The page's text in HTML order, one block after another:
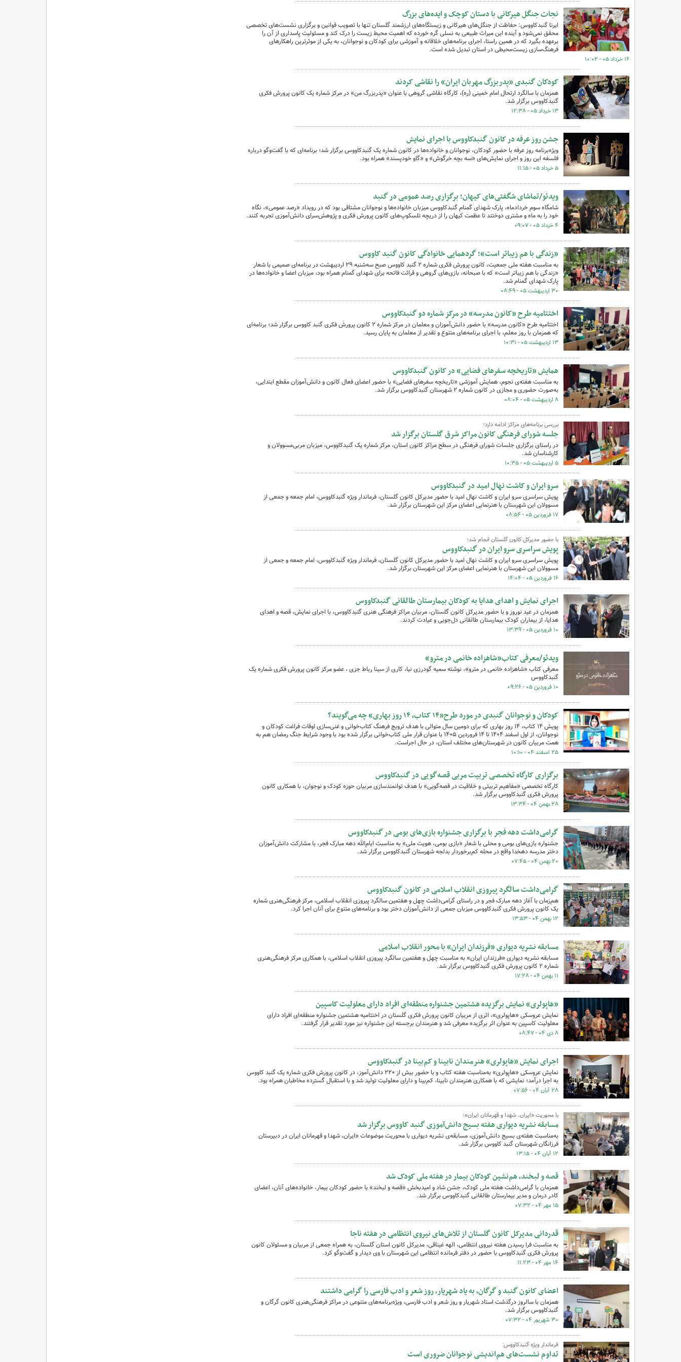
نجات جنگل هیرکانی با دستان کوچک و ایده‌های بزرگ
ایرنا گنبدکاووس: حفاظت از جنگل‌های هیرکانی و زیستگاه‌های ارزشمند گلستان تنها با تصویب قوانین و برگزاری نشست‌های تخصصی
محقق نمی‌شود و آینده این میراث طبیعی به نسلی گره خورده که اهمیت محیط زیست را درک کند و مسئولیت پاسداری از آن را
برعهده بگیرد که در همین راستا، اجرای برنامه‌های خلاقانه و آموزشی برای کودکان و نوجوانان، به یکی از موثرترین راهکارهای
فرهنگ‌سازی زیست‌محیطی در استان تبدیل شده است.
۱۶ خرداد ۰۵ - ۱۰:۰۲
کودکان گنبدی «پدربزرگ مهربان ایران» را نقاشی کردند
همزمان با سالگرد ارتحال امام خمینی (ره)، کارگاه نقاشی گروهی با عنوان «پدربزرگ من» در مرکز شماره یک کانون پرورش فکری
گنبدکاووس برگزار شد.
۱۳ خرداد ۰۵ - ۱۲:۳۸
جشن روز عرفه در کانون گنبدکاووس با اجرای نمایش
ویژه‌برنامه روز عرفه با حضور کودکان، نوجوانان و خانواده‌ها در کانون شماره یک گنبدکاووس برگزار شد؛ برنامه‌ای که با گفت‌وگو درباره
فلسفه این روز و اجرای نمایش‌های «سه بچه خرگوش» و «گاو خودپسند» همراه بود.
۵ خرداد ۰۵ - ۱۱:۱۵
ویدئو/تماشای شگفتی‌های کیهان؛ برگزاری رصد عمومی در گنبد
شامگاه سوم خردادماه، پارک شهدای گمنام گنبدکاووس میزبان خانواده‌ها و نوجوانان مشتاقی بود که در رویداد «رصد عمومی»، نگاه
خود را به ماه و مشتری دوختند تا عظمت کیهان را از دریچه تلسکوپ‌های کانون پرورش فکری و پژوهش‌سرای دانش‌آموزی تجربه کنند.
۴ خرداد ۰۵ - ۰۹:۰۷
«زندگی با هم زیباتر است»؛ گردهمایی خانوادگی کانون گنبد کاووس
به مناسبت هفته ملی جمعیت، کانون پرورش فکری شماره ۲ گنبد کاووس صبح سه‌شنبه ۲۹ اردیبهشت در برنامه‌ای صمیمی با شعار
«زندگی با هم زیباتر است» که با صبحانه، بازی‌های گروهی و قرائت فاتحه برای شهدای گمنام همراه بود، میزبان اعضا و خانواده‌ها در
پارک شهدای گمنام شد.
۳۰ اردیبهشت ۰۵ - ۰۸:۴۹
اختتامیه طرح «کانون مدرسه» در مرکز شماره دو گنبدکاووس
اختتامیه طرح «کانون مدرسه» با حضور دانش‌آموزان و معلمان در مرکز شماره ۲ کانون پرورش فکری گنبد کاووس برگزار شد؛ برنامه‌ای
که همزمان با روز معلم، با اجرای برنامه‌های متنوع و تقدیر از معلمان به پایان رسید.
۱۳ اردیبهشت ۰۵ - ۱۰:۳۱
همایش «تاریخچه سفرهای فضایی» در کانون گنبدکاووس
به مناسبت هفته‌ی نجوم، همایش آموزشی «تاریخچه سفرهای فضایی» با حضور اعضای فعال کانون و دانش‌آموزان مقطع ابتدایی،
به‌صورت حضوری و مجازی در کانون شماره ۲ شهرستان گنبدکاووس برگزار شد.
۸ اردیبهشت ۰۵ - ۰۸:۰۴
بررسی برنامه‌های مراکز ادامه دارد؛
جلسه شورای فرهنگی کانون مراکز شرق گلستان برگزار شد
در راستای برگزاری جلسات شورای فرهنگی در سطح مراکز کانون استان، مرکز شماره یک گنبدکاووس، میزبان مربی‌مسوولان و
کارشناسان شد.
۵ اردیبهشت ۰۵ - ۱۰:۳۵
سرو ایران و کاشت نهال امید در گنبدکاووس
پویش سراسری سرو ایران و کاشت نهال امید با حضور مدیرکل کانون گلستان، فرماندار ویژه گنبدکاووس، امام جمعه و جمعی از
مسوولان این شهرستان با هنرنمایی اعضای مرکز این شهرستان برگزار شد.
۱۷ فروردین ۰۵ - ۰۸:۵۴
با حضور مدیرکل کانون گلستان انجام شد؛
پویش سراسری سرو ایران در گنبدکاووس
پویش سراسری سرو ایران و کاشت نهال امید با حضور مدیرکل کانون گلستان، فرماندار ویژه گنبدکاووس، امام جمعه و جمعی از
مسوولان این شهرستان با هنرنمایی اعضای مرکز این شهرستان برگزار شد.
۱۶ فروردین ۰۵ - ۱۴:۰۴
اجرای نمایش و اهدای هدایا به کودکان بیمارستان طالقانی گنبدکاووس
همزمان در عید نوروز و با حضور مدیرکل کانون گلستان، مربیان مراکز فرهنگی هنری گنبدکاووس، با اجرای نمایش، قصه و اهدای
هدایا، از بیماران کودک بیمارستان طالقانی دل‌جویی و عیادت کردند.
۱۰ فروردین ۰۵ - ۱۳:۳۹
ویدئو/معرفی کتاب«شاهزاده خانمی در مترو»
معرفی کتاب «شاهزاده خانمی در مترو»، نوشته سمیه گودرزی نیا، کاری از سینا رباط جزی ، عضو مرکز کانون پرورش فکری شماره یک
گنبدکاووس
۱۰ فروردین ۰۵ - ۰۹:۲۶
کودکان و نوجوانان گنبدی در مورد طرح«۱۴ کتاب، ۱۴ روز بهاری» چه می‌گویند؟
پویش ۱۴ کتاب، ۱۴ روز بهاری که برای دومین سال متوالی با هدف ترویج فرهنگ کتاب‌خوانی و غنی‌سازی اوقات فراغت کودکان و
نوجوانان، از اول اسفند ۱۴۰۴ تا ۱۴ فروردین ۱۴۰۵ با عنوان قرار ملی کتاب‌خوانی برگزار شده بود با وجود شرایط جنگ رمضان هم به
همت مربیان کانون در شهرستان‌های مختلف استان، در حال اجراست.
۲۵ اسفند ۰۴ - ۱۰:۱۰
برگزاری کارگاه تخصصی تربیت مربی قصه‌گویی در گنبدکاووس
کارگاه تخصصی «مفاهیم تربیتی و خلاقیت در قصه‌گویی» با هدف توانمندسازی مربیان حوزه کودک و نوجوان، با همکاری کانون
پرورش فکری گنبدکاووس برگزار شد.
۲۸ بهمن ۰۴ - ۱۳:۳۴
گرامی‌داشت دهه فجر با برگزاری جشنواره بازی‌های بومی در گنبدکاووس
جشنواره بازی‌های بومی و محلی با شعار «بازی بومی، هویت ملی» به مناسبت ایام‌الله دهه مبارک فجر، با مشارکت دانش‌آموزان
دختر مدرسه دهخدا واقع در محله کم‌برخوردار بدلجه شهرستان گنبدکاووس برگزار شد.
۲۰ بهمن ۰۴ - ۰۷:۴۵
گرامی‌داشت سالگرد پیروزی انقلاب اسلامی در کانون گنبدکاووس
هم‌زمان با آغاز دهه مبارک فجر و در راستای گرامی‌داشت چهل و هفتمین سالگرد پیروزی انقلاب اسلامی، مرکز فرهنگی‌هنری شماره
یک کانون پرورش فکری گنبدکاووس میزبان جمعی از دانش‌آموزان دختر بود و برنامه‌های متنوع برای آنان اجرا کرد.
۱۲ بهمن ۰۴ - ۱۳:۵۳
مسابقه نشریه دیواری «فرزندان ایران» با محور انقلاب اسلامی
مسابقه نشریه دیواری «فرزندان ایران» به مناسبت چهل و هفتمین سالگرد پیروزی انقلاب اسلامی، با همکاری مرکز فرهنگی‌هنری
شماره ۲ کانون پرورش فکری گنبدکاووس برگزار شد.
۱۱ بهمن ۰۴ - ۱۷:۲۸
«هاپولری» نمایش برگزیده هشتمین جشنواره منطقه‌ای افراد دارای معلولیت کاسپین
نمایش عروسکی «هاپولری»، اثری از مربیان کانون پرورش فکری گلستان در اختتامیه هشتمین جشنواره منطقه‌ای افراد دارای
معلولیت کاسپین به عنوان اثر برگزیده معرفی شد و هنرمندان برجسته این جشنواره نیز مورد تقدیر قرار گرفتند.
۸ دی ۰۴ - ۰۸:۴۷
اجرای نمایش «هاپولری» هنرمندان نابینا و کم‌بینا در گنبدکاووس
نمایش عروسکی «هاپولری» به‌مناسبت هفته کتاب و با حضور بیش از ۲۲۰ دانش‌آموز، در کانون پرورش فکری شماره یک گنبد کاووس
به اجرا درآمد؛ نمایشی که با همکاری هنرمندان نابینا، کم‌بینا و دارای معلولیت تولید شد و با استقبال گسترده مخاطبان همراه بود.
۲۸ آبان ۰۴ - ۰۷:۵۶
با محوریت «ایران، شهدا و قهرمانان ایران»؛
مسابقه نشریه‌ دیواری هفته بسیج دانش‌آموزی گنبد کاووس برگزار شد
به‌مناسبت هفته‌ی بسیج دانش‌آموزی، مسابقه‌ی نشریه‌ دیواری با محوریت موضوعات «ایران، شهدا و قهرمانان ایران در دبیرستان
فرزانگان شهرستان گنبد کاووس برگزار شد.
۱۲ آبان ۰۴ - ۱۳:۱۵
قصه و لبخند، هم‌نشین کودکان بیمار در هفته ملی کودک شد
همزمان با گرامی‌داشت هفته ملی کودک، جشن شاد و امیدبخش «قصه و لبخند» با حضور کودکان بیمار، خانواده‌های آنان، اعضای
کادر درمان و مدیر بیمارستان طالقانی گنبدکاووس برگزار شد.
۱۵ مهر ۰۴ - ۰۷:۳۲
قدردانی مدیرکل کانون گلستان از تلاش‌های نیروی انتظامی در هفته ناجا
به مناسبت فرا رسیدن هفته نیروی انتظامی، الهه غیناقی، مدیرکل کانون استان گلستان، به همراه جمعی از مربیان و مسئولان کانون
پرورش فکری گنبدکاووس با حضور در دفتر فرمانده انتظامی این شهرستان با وی دیدار و گفت‌وگو کرد.
۱۴ مهر ۰۴ - ۱۱:۲۳
اعضای کانون گنبد و گرگان، به یاد شهریار، روز شعر و ادب فارسی را گرامی داشتند
همزمان با سالروز درگذشت استاد شهریار و روز شعر و ادب فارسی، ویژه‌برنامه‌های متنوعی در مراکز فرهنگی‌هنری کانون گرگان و
گنبدکاووس برگزار شد.
۳۰ شهریور ۰۴ - ۰۷:۳۲
فرماندار ویژه گنبدکاووس:
تداوم نشست‌های هم‌اندیشی نوجوانان ضروری است